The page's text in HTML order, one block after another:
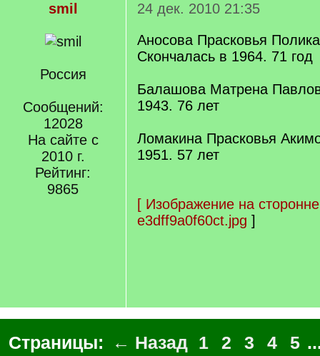
smil
Россия
Сообщений:
12028
На сайте с
2010 г.
Рейтинг:
9865
24 дек. 2010 21:35
Аносова Прасковья
Скончалась в 1964. 71 год
Балашова Матрена
1943. 76 лет
Ломакина Прасковья
1951. 57 лет
[ Изображение на
e3dff9a0f60ct.jpg ]
Страницы: ← Назад 1 2 3 4 5